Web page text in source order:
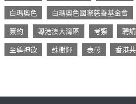
白瑪奧色
白瑪奧色國際慈善基金會
簽約
粵港澳大灣區 考察 聘請
至尊神飲
蘇樹輝 表彰 香港